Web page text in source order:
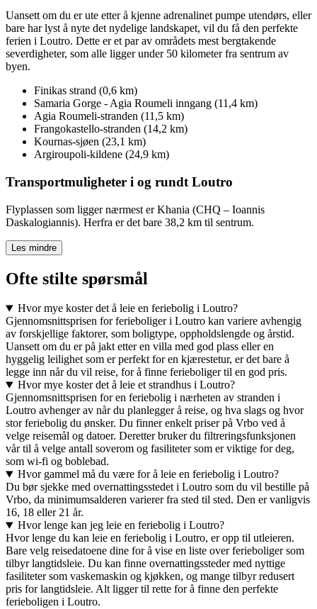
Uansett om du er ute etter å kjenne adrenalinet pumpe utendørs, eller
bare har lyst å nyte det nydelige landskapet, vil du få den perfekte
ferien i Loutro. Dette er et par av områdets mest bergtakende
severdigheter, som alle ligger under 50 kilometer fra sentrum av
byen.
Finikas strand (0,6 km)
Samaria Gorge - Agia Roumeli inngang (11,4 km)
Agia Roumeli-stranden (11,5 km)
Frangokastello-stranden (14,2 km)
Kournas-sjøen (23,1 km)
Argiroupoli-kildene (24,9 km)
Transportmuligheter i og rundt Loutro
Flyplassen som ligger nærmest er Khania (CHQ – Ioannis
Daskalogiannis). Herfra er det bare 38,2 km til sentrum.
Les mindre
Ofte stilte spørsmål
Hvor mye koster det å leie en feriebolig i Loutro?
Gjennomsnittsprisen for ferieboliger i Loutro kan variere avhengig
av forskjellige faktorer, som boligtype, oppholdslengde og årstid.
Uansett om du er på jakt etter en villa med god plass eller en
hyggelig leilighet som er perfekt for en kjærestetur, er det bare å
legge inn når du vil reise, for å finne ferieboliger til en god pris.
Hvor mye koster det å leie et strandhus i Loutro?
Gjennomsnittsprisen for en feriebolig i nærheten av stranden i
Loutro avhenger av når du planlegger å reise, og hva slags og hvor
stor feriebolig du ønsker. Du finner enkelt priser på Vrbo ved å
velge reisemål og datoer. Deretter bruker du filtreringsfunksjonen
vår til å velge antall soverom og fasiliteter som er viktige for deg,
som wi-fi og boblebad.
Hvor gammel må du være for å leie en feriebolig i Loutro?
Du bør sjekke med overnattingsstedet i Loutro som du vil bestille på
Vrbo, da minimumsalderen varierer fra sted til sted. Den er vanligvis
16, 18 eller 21 år.
Hvor lenge kan jeg leie en feriebolig i Loutro?
Hvor lenge du kan leie en feriebolig i Loutro, er opp til utleieren.
Bare velg reisedatoene dine for å vise en liste over ferieboliger som
tilbyr langtidsleie. Du kan finne overnattingssteder med nyttige
fasiliteter som vaskemaskin og kjøkken, og mange tilbyr redusert
pris for langtidsleie. Alt ligger til rette for å finne den perfekte
ferieboligen i Loutro.